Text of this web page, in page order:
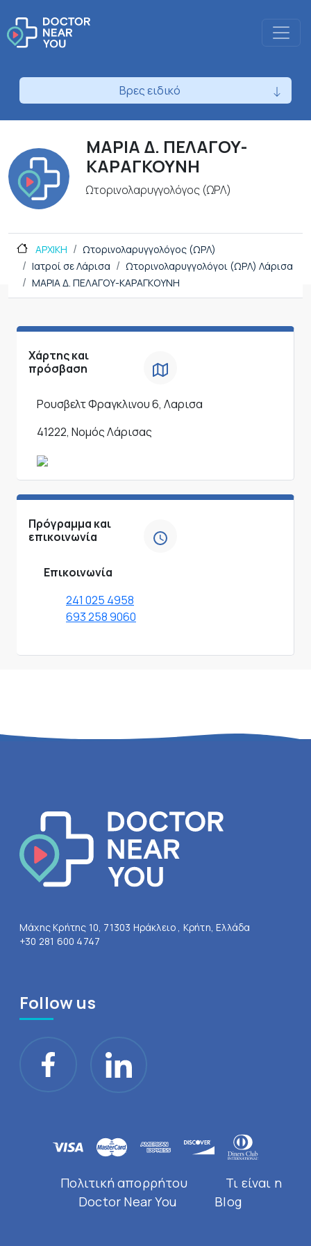
Βρες ειδικό
ΜΑΡΙΑ Δ. ΠΕΛΑΓΟΥ-
ΚΑΡΑΓΚΟΥΝΗ
Ωτορινολαρυγγολόγος (ΩΡΛ)
ΑΡΧΙΚΗ
Ωτορινολαρυγγολόγος (ΩΡΛ)
Ιατροί σε Λάρισα
Ωτορινολαρυγγολόγοι (ΩΡΛ) Λάρισα
ΜΑΡΙΑ Δ. ΠΕΛΑΓΟΥ-ΚΑΡΑΓΚΟΥΝΗ
Χάρτης και
πρόσβαση
Ρουσβελτ Φραγκλινου 6, Λαρισα
41222, Νομός Λάρισας
Πρόγραμμα και
επικοινωνία
Επικοινωνία
241 025 4958
693 258 9060
Μάχης Κρήτης 10, 71303 Ηράκλειο , Κρήτη, Ελλάδα
+30 281 600 4747
Follow us
Πολιτική απορρήτου
Τι είναι η
Doctor Near You
Blog